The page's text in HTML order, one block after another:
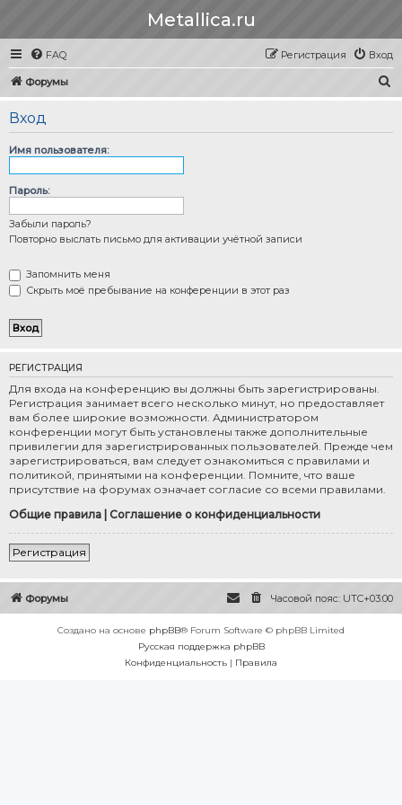
Metallica.ru
FAQ Вход
Регистрация
Форумы
Вход
Имя пользователя:
Пароль:
Забыли пароль?
Повторно выслать письмо для активации учётной записи
Запомнить меня
Скрыть моё пребывание на конференции в этот раз
РЕГИСТРАЦИЯ
Для входа на конференцию вы должны быть зарегистрированы.
Регистрация занимает всего несколько минут, но предоставляет
вам более широкие возможности. Администратором
конференции могут быть установлены также дополнительные
привилегии для зарегистрированных пользователей. Прежде чем
зарегистрироваться, вам следует ознакомиться с правилами и
политикой, принятыми на конференции. Помните, что ваше
присутствие на форумах означает согласие со всеми правилами.
Общие правила Соглашение о конфиденциальности
Регистрация
Форумы Часовой пояс: UTC+03:00
Создано на основе phpBB® Forum Software © phpBB Limited
Русская поддержка phpBB
Конфиденциальность | Правила